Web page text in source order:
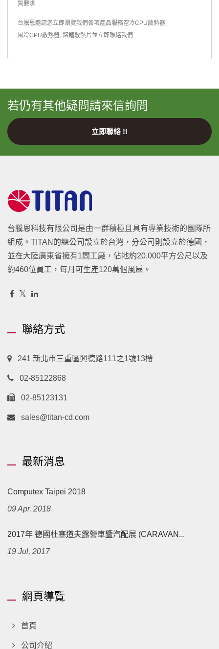
質要求
台騰恩邀請您立即瀏覽我們各項產品服務空冷CPU散熱器,
風冷CPU散熱器, 鋁鰭散熱片並立即聯絡我們.
若仍有其他疑問請來信詢問
立即聯絡 !!
台騰恩科技有限公司是由一群積極且具有專業技術的團隊所
組成。TITAN的總公司設立於台灣，分公司則設立於德國，
並在大陸廣東省擁有1間工廠，佔地約20,000平方公尺以及
約460位員工，每月可生產120萬個風扇。
聯絡方式
241 新北市三重區興德路111之1號13樓
02-85122868
02-85123131
sales@titan-cd.com
最新消息
Computex Taipei 2018
09 Apr, 2018
2017年 德國杜塞道夫露營車暨汽配展 (CARAVAN...
19 Jul, 2017
網頁導覽
首頁
公司介紹